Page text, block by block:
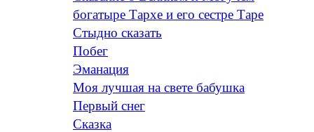
богатыре Тархе и его сестре Таре
Стыдно сказать
Побег
Эманация
Моя лучшая на свете бабушка
Первый снег
Сказка